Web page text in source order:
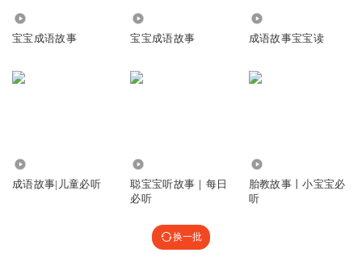
宝宝成语故事 宝宝成语故事 成语故事宝宝读
成语故事|儿童必听
聪宝宝听故事｜每日
必听
胎教故事丨小宝宝必
听
换一批